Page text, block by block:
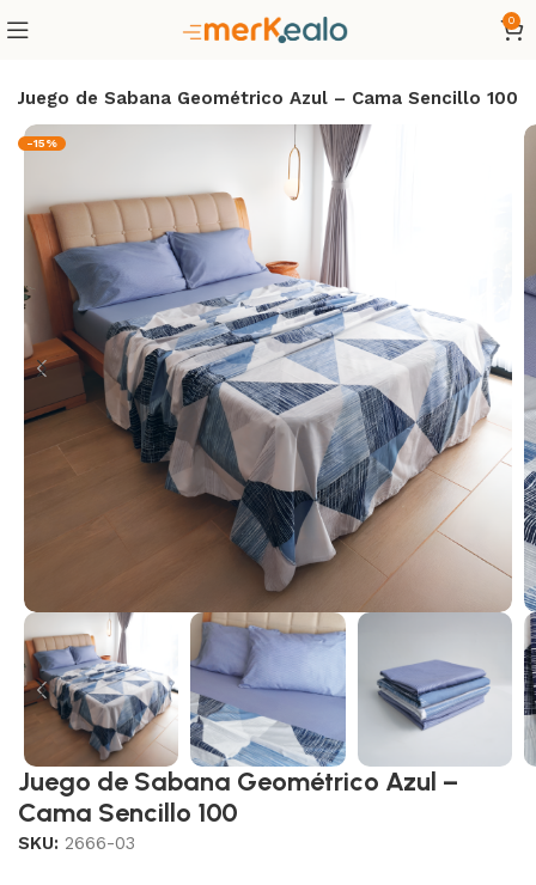
0
Juego de Sabana Geométrico Azul – Cama Sencillo 100
-15%
Juego de Sabana Geométrico Azul –
Cama Sencillo 100
SKU:2666-03